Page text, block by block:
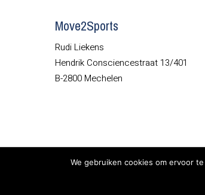
Move2Sports
Rudi Liekens
Hendrik Consciencestraat 13/401
B-2800 Mechelen
© Copyright 2026 Move2Sports
We gebruiken cookies om ervoor